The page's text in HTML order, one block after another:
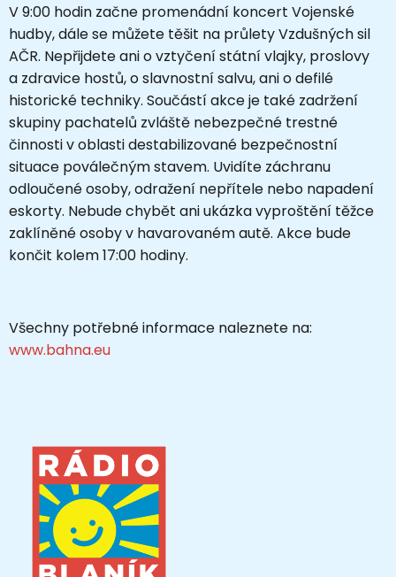
V 9:00 hodin začne promenádní koncert Vojenské
hudby, dále se můžete těšit na průlety Vzdušných sil
AČR. Nepřijdete ani o vztyčení státní vlajky, proslovy
a zdravice hostů, o slavnostní salvu, ani o defilé
historické techniky. Součástí akce je také zadržení
skupiny pachatelů zvláště nebezpečné trestné
činnosti v oblasti destabilizované bezpečnostní
situace poválečným stavem. Uvidíte záchranu
odloučené osoby, odražení nepřítele nebo napadení
eskorty. Nebude chybět ani ukázka vyproštění těžce
zaklíněné osoby v havarovaném autě. Akce bude
končit kolem 17:00 hodiny.
Všechny potřebné informace naleznete na:
www.bahna.eu